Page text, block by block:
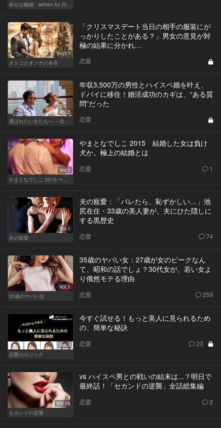
幸せな離婚 written by 内埜さくら
Vol.17
オトコとオンナの本音
「クリスマスデート当日の相手の服装にが
っかりしたことがある？」男女の意見が対
極の結果に分かれ…
恋愛
Vol.5
選ばれたい女たちへ ～出会いから結婚まで～
年収3,500万の男性とハイスペ婚を叶え、
ドバイに移住！婚活成功のカギは、“ある質
問”だった
恋愛
Vol.1
やまとなでしこ 2015 〜極上の結婚〜
やまとなでしこ 2015 結婚した女は負け
犬か。極上の結婚とは
恋愛 1
Vol.1
夫の寵愛
夫の寵愛：「バレたら、恥ずかしい…」池
尻在住・33歳の美人妻が、夫にひた隠しに
する黒歴史
恋愛 74
Vol.1
35歳のヤバい女
35歳のヤバい女：27歳が女のピークなん
て、昭和の話でしょ？30代女が、若い女よ
り俄然モテる理由
恋愛 259
Vol.3
恋愛のロジック
今すぐ試せる！もっと美人に見られるため
の、簡単な秘訣
恋愛 23
Vol.16
セカンドの逆襲
vs ハイスペ男との戦いの結末は...？明日で
最終話！「セカンドの逆襲」全話総集編
恋愛 2